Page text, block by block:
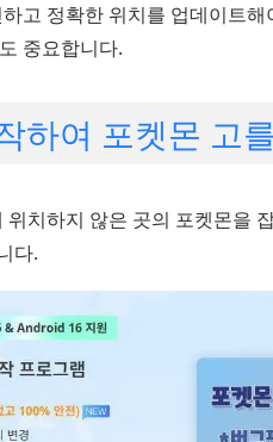
고 정확한 위치를 업데이트
중요합니다.
하여 포켓몬 고
치하지 않은 곳의 포켓몬을
다.